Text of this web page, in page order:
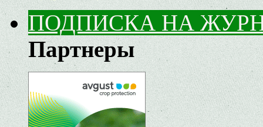
ПОДПИСКА НА
Партнеры